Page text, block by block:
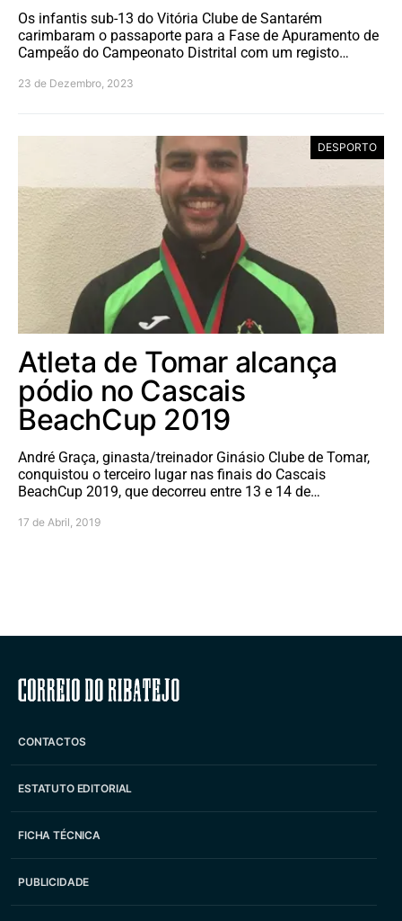
Os infantis sub-13 do Vitória Clube de Santarém
carimbaram o passaporte para a Fase de Apuramento de
Campeão do Campeonato Distrital com um registo…
23 de Dezembro, 2023
DESPORTO
Atleta de Tomar alcança
pódio no Cascais
BeachCup 2019
André Graça, ginasta/treinador Ginásio Clube de Tomar,
conquistou o terceiro lugar nas finais do Cascais
BeachCup 2019, que decorreu entre 13 e 14 de…
17 de Abril, 2019
Correio do Ribatejo
CONTACTOS
ESTATUTO EDITORIAL
FICHA TÉCNICA
PUBLICIDADE